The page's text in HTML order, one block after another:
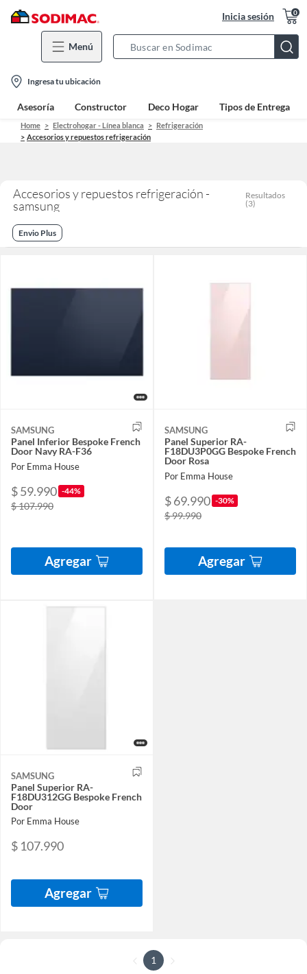
Inicia sesión 0
Menú
Bar
location-
icon
Ingresa tu ubicación
Asesoría Constructor Deco Hogar Tipos de Entrega
Home Electrohogar - Línea blanca
Refrigeración
Accesorios y repuestos refrigeración
Accesorios y repuestos refrigeración -
samsung
Resultados
(3)
Envio Plus
SAMSUNG
Panel Inferior Bespoke French
Door Navy RA-F36
Por Emma House
$ 59.990 -44%
$ 107.990
Agregar
SAMSUNG
Panel Superior RA-
F18DU3P0GG Bespoke French
Door Rosa
Por Emma House
$ 69.990 -30%
$ 99.990
Agregar
SAMSUNG
Panel Superior RA-
F18DU312GG Bespoke French
Door
Por Emma House
$ 107.990
Agregar
1